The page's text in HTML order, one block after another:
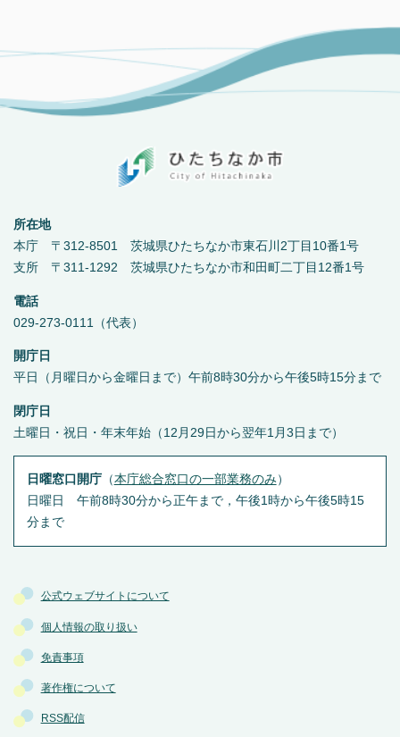
公式ウェブサイトについて
個人情報の取り扱い
免責事項
著作権について
RSS配信
所在地
本庁 〒312-8501 茨城県ひたちなか市東石川2丁目10番1号
支所 〒311-1292 茨城県ひたちなか市和田町二丁目12番1号
電話
029-273-0111（代表）
開庁日
平日（月曜日から金曜日まで）午前8時30分から午後5時15分まで
閉庁日
土曜日・祝日・年末年始（12月29日から翌年1月3日まで）
日曜窓口開庁（本庁総合窓口の一部業務のみ ）
日曜日 午前8時30分から正午まで，午後1時から午後5時15
分まで